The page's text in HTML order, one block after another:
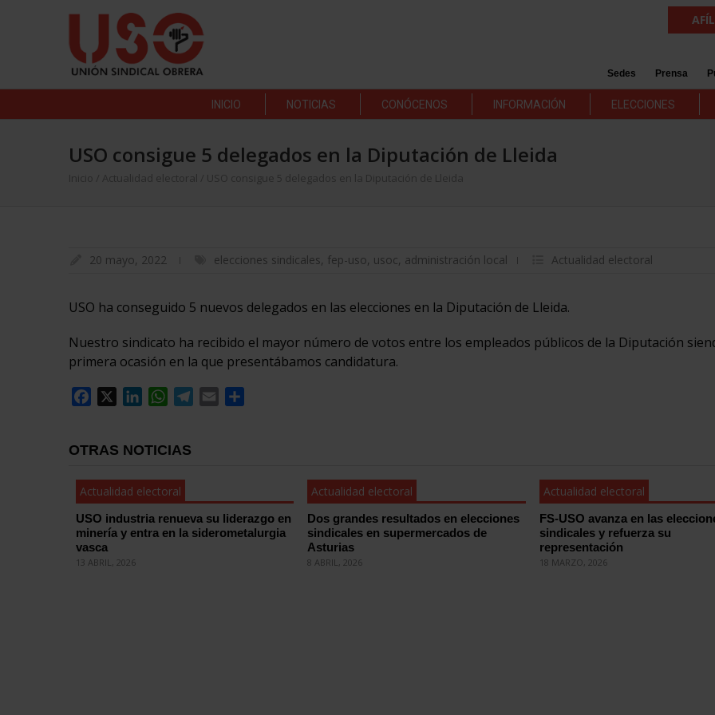
Sedes Prensa
INICIO NOTICIAS CONÓCENOS INFORMACIÓN ELECCIONES
USO consigue 5 delegados en la Diputación de Lleida
Inicio Actualidad electoral USO consigue 5 delegados en la Diputación de Lleida
20 mayo, 2022 elecciones sindicales, fep-uso, usoc, administración local Actualidad electoral
USO ha conseguido 5 nuevos delegados en las elecciones en la Diputación de Lleida.
Nuestro sindicato ha recibido el mayor número de votos entre los empleados públicos de la Diputación
primera ocasión en la que presentábamos candidatura.
Facebook
LinkedInWhatsApp
Telegram
Email
OTRAS NOTICIAS
Actualidad electoral
USO industria renueva su liderazgo en
minería y entra en la siderometalurgia
vasca
13 ABRIL, 2026
Actualidad electoral
Dos grandes resultados en elecciones
sindicales en supermercados de
Asturias
8 ABRIL, 2026
Actualidad electoral
FS-USO avanza en las
sindicales y refuerza su
representación
18 MARZO, 2026